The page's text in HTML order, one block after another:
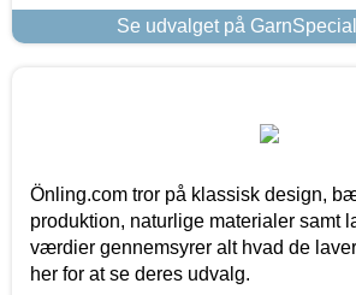
Se udvalget på
Önling.com tror på klassisk design,
produktion, naturlige materialer samt
værdier gennemsyrer alt hvad de
her for at se deres udvalg.